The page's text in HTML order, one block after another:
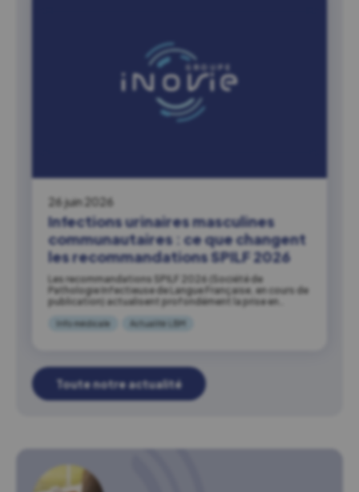
26 juin 2026
Infections urinaires masculines
communautaires : ce que changent
les recommandations SPILF 2026
Les recommandations SPILF 2026 (Société de
Pathologie Infectieuse de Langue Française, en cours de
publication) actualisent profondément la prise en…
Info médicale Actualité LBM
Toute notre actualité